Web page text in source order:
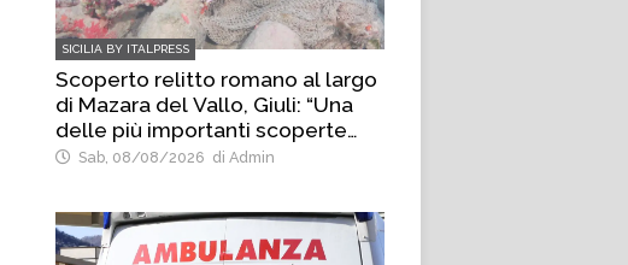
SICILIA BY ITALPRESS
Scoperto relitto romano al largo
di Mazara del Vallo, Giuli: “Una
delle più importanti scoperte
archeologiche subacquee degli
Sab, 08/08/2026 di Admin